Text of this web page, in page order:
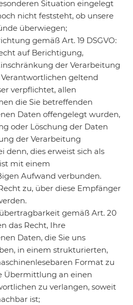
Situation eingelegt
nicht feststeht, ob unsere
überwiegen;
gemäß Art. 19 DSGVO:
auf Berichtigung,
der Verarbeitung
geltend
verpflichtet, allen
die Sie betreffenden
Daten offengelegt wurden,
oder Löschung der Daten
der Verarbeitung
denn, dies erweist sich als
mit einem
Aufwand verbunden.
zu, über diese Empfänger
gemäß Art. 20
das Recht, Ihre
Daten, die Sie uns
in einem strukturierten,
Format zu
Übermittlung an einen
zu verlangen, soweit
ist;